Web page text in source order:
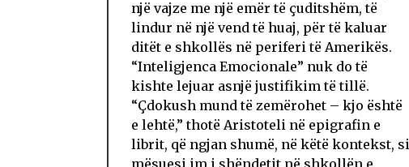
një vajze me një emër të çuditshëm, të
lindur në një vend të huaj, për të kaluar
ditët e shkollës në periferi të Amerikës.
“Inteligjenca Emocionale” nuk do të
kishte lejuar asnjë justifikim të tillë.
“Çdokush mund të zemërohet – kjo është
e lehtë,” thotë Aristoteli në epigrafin e
librit, që ngjan shumë, në këtë kontekst, si
mësuesi im i shëndetit në shkollën e